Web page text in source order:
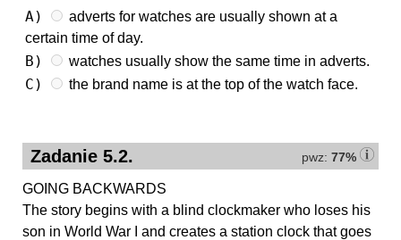
A)
adverts for watches are usually shown at a
certain time of day.
B) watches usually show the same time in adverts.
C) the brand name is at the top of the watch face.
pwz: 77%
Zadanie 5.2.
GOING BACKWARDS
The story begins with a blind clockmaker who loses his
son in World War I and creates a station clock that goes